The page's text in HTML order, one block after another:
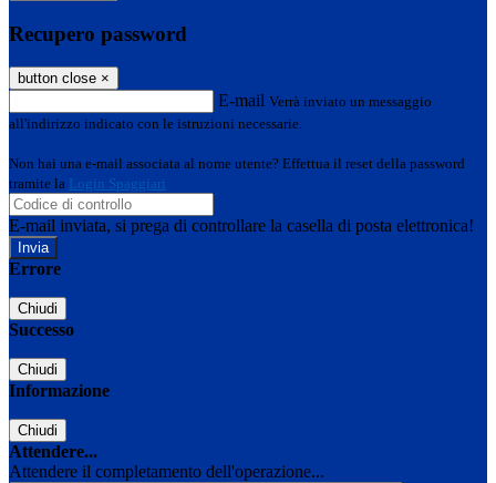
Recupero password
button close ×
E-mail Verrà inviato un messaggio
all'indirizzo indicato con le istruzioni necessarie.
Non hai una e-mail associata al nome utente? Effettua il reset della password
tramite la Login Spaggiari
E-mail inviata, si prega di controllare la casella di posta elettronica!
Errore
Chiudi
Successo
Chiudi
Informazione
Chiudi
Attendere...
Attendere il completamento dell'operazione...